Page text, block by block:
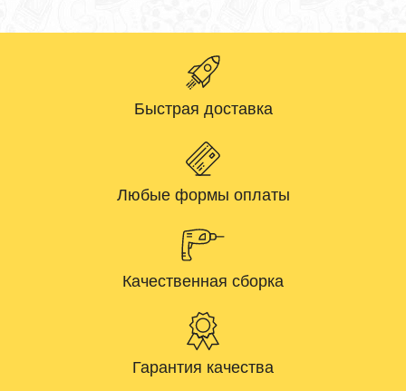
Быстрая доставка
Любые формы оплаты
Качественная сборка
Гарантия качества